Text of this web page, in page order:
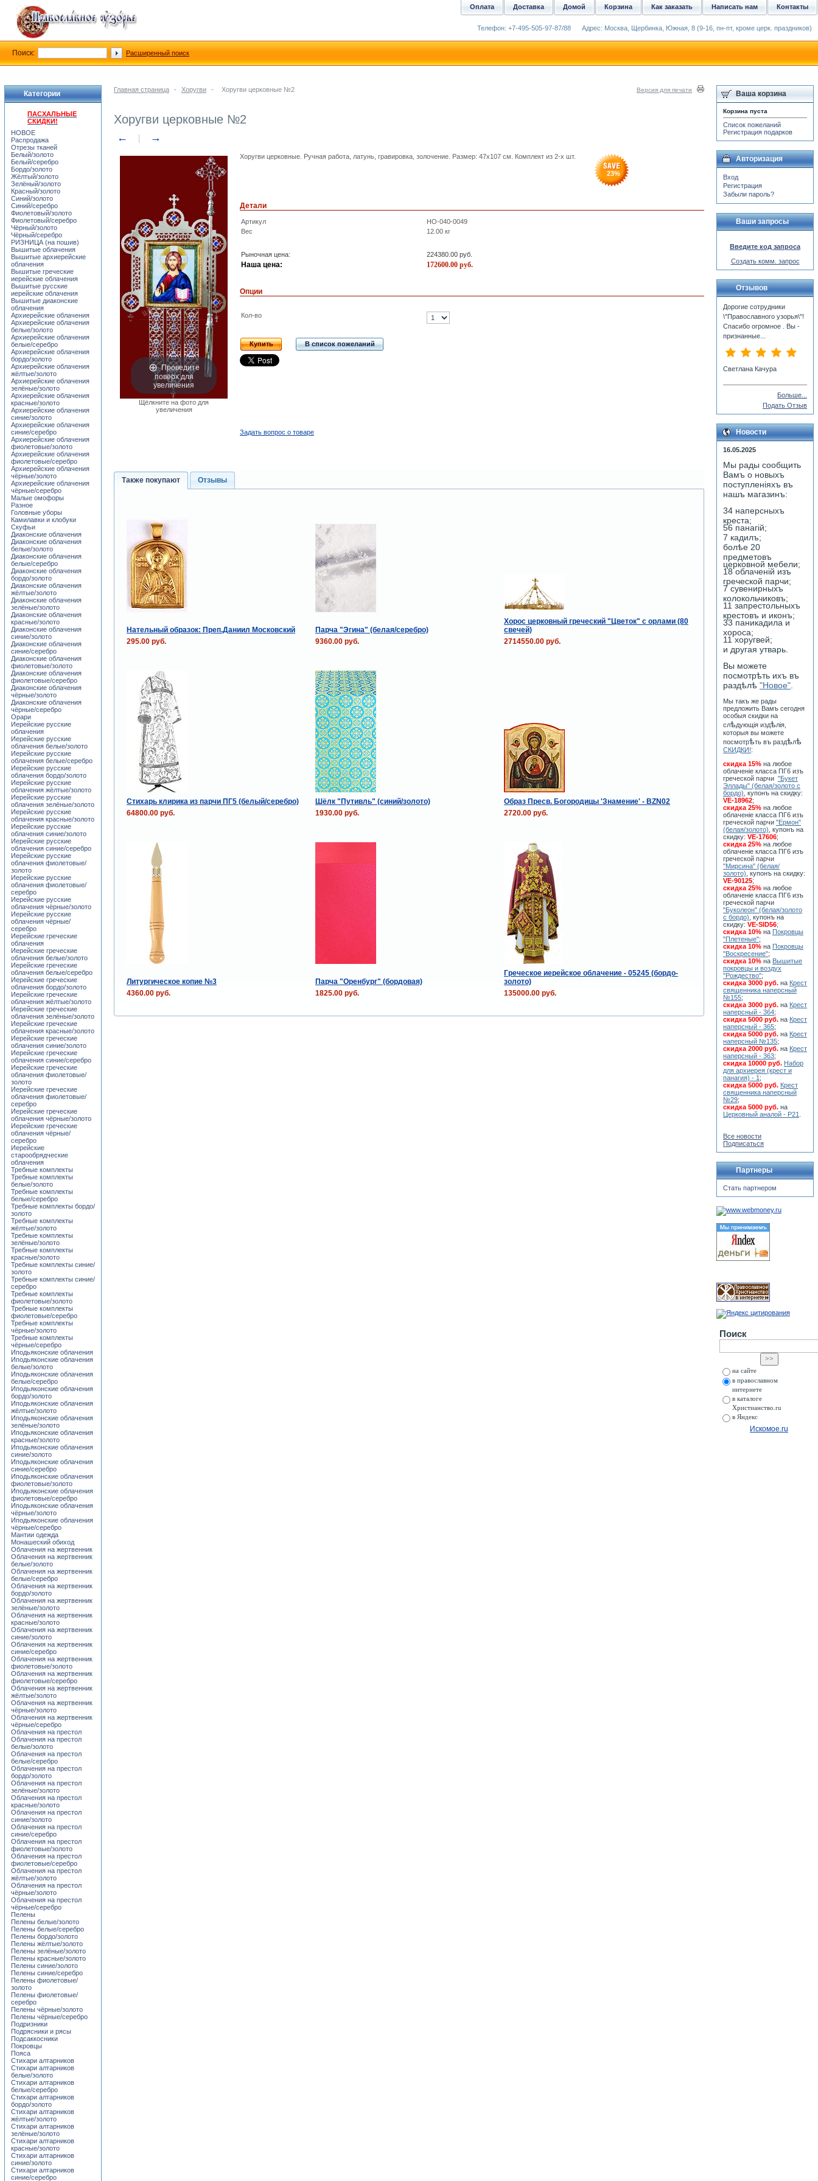
Главная страница - Хоругви - Хоругви церковные №2 Версия для печати
Хоругви церковные №2
← →
Проведите
поверх для
увеличения
Щёлкните на фото для
увеличения
Хоругви церковные. Ручная работа, латунь, гравировка, золочение. Размер: 47x107 см. Комплект из 2-х шт.
23%
Детали
Артикул
HO-040-0049
Вес
12.00 кг
Рыночная цена: 224380.00 руб.
Наша цена: 172600.00 руб.
Опции
Кол-во
Купить В список пожеланий
Задать вопрос о товаре
Также покупают Отзывы
Нательный образок: Преп.Даниил Московский Парча "Эгина" (белая/серебро)
Хорос церковный греческий "Цветок" с орлами (80
свечей)
295.00 руб.
9360.00 руб. 2714550.00 руб.
Стихарь клирика из парчи ПГ5 (белый/серебро) Шёлк "Путивль" (синий/золото)
Образ Пресв. Богородицы 'Знамение' - BZN02
64800.00 руб.
1930.00 руб. 2720.00 руб.
Литургическое копие №3 Парча "Оренбург" (бордовая)
Греческое иерейское облачение - 05245 (бордо-
золото)
4360.00 руб.
1825.00 руб. 135000.00 руб.
Категории
ПАСХАЛЬНЫЕ
СКИДКИ!
НОВОЕ
Распродажа
Отрезы тканей
Белый/золото
Белый/серебро
Бордо/золото
Жёлтый/золото
Зелёный/золото
Красный/золото
Синий/золото
Синий/серебро
Фиолетовый/золото
Фиолетовый/серебро
Чёрный/золото
Чёрный/серебро
РИЗНИЦА (на пошив)
Вышитые облачения
Вышитые архиерейские
облачения
Вышитые греческие
иерейские облачения
Вышитые русские
иерейские облачения
Вышитые диаконские
облачения
Архиерейские облачения
Архиерейские облачения
белые/золото
Архиерейские облачения
белые/серебро
Архиерейские облачения
бордо/золото
Архиерейские облачения
жёлтые/золото
Архиерейские облачения
зелёные/золото
Архиерейские облачения
красные/золото
Архиерейские облачения
синие/золото
Архиерейские облачения
синие/серебро
Архиерейские облачения
фиолетовые/золото
Архиерейские облачения
фиолетовые/серебро
Архиерейские облачения
чёрные/золото
Архиерейские облачения
чёрные/серебро
Малые омофоры
Разное
Головные уборы
Камилавки и клобуки
Скуфьи
Диаконские облачения
Диаконские облачения
белые/золото
Диаконские облачения
белые/серебро
Диаконские облачения
бордо/золото
Диаконские облачения
жёлтые/золото
Диаконские облачения
зелёные/золото
Диаконские облачения
красные/золото
Диаконские облачения
синие/золото
Диаконские облачения
синие/серебро
Диаконские облачения
фиолетовые/золото
Диаконские облачения
фиолетовые/серебро
Диаконские облачения
чёрные/золото
Диаконские облачения
чёрные/серебро
Орари
Иерейские русские
облачения
Иерейские русские
облачения белые/золото
Иерейские русские
облачения белые/серебро
Иерейские русские
облачения бордо/золото
Иерейские русские
облачения жёлтые/золото
Иерейские русские
облачения зелёные/золото
Иерейские русские
облачения красные/золото
Иерейские русские
облачения синие/золото
Иерейские русские
облачения синие/серебро
Иерейские русские
облачения фиолетовые/
золото
Иерейские русские
облачения фиолетовые/
серебро
Иерейские русские
облачения чёрные/золото
Иерейские русские
облачения чёрные/
серебро
Иерейские греческие
облачения
Иерейские греческие
облачения белые/золото
Иерейские греческие
облачения белые/серебро
Иерейские греческие
облачения бордо/золото
Иерейские греческие
облачения жёлтые/золото
Иерейские греческие
облачения зелёные/золото
Иерейские греческие
облачения красные/золото
Иерейские греческие
облачения синие/золото
Иерейские греческие
облачения синие/серебро
Иерейские греческие
облачения фиолетовые/
золото
Иерейские греческие
облачения фиолетовые/
серебро
Иерейские греческие
облачения чёрные/золото
Иерейские греческие
облачения чёрные/
серебро
Иерейские
старообрядческие
облачения
Требные комплекты
Требные комплекты
белые/золото
Требные комплекты
белые/серебро
Требные комплекты бордо/
золото
Требные комплекты
жёлтые/золото
Требные комплекты
зелёные/золото
Требные комплекты
красные/золото
Требные комплекты синие/
золото
Требные комплекты синие/
серебро
Требные комплекты
фиолетовые/золото
Требные комплекты
фиолетовые/серебро
Требные комплекты
чёрные/золото
Требные комплекты
чёрные/серебро
Иподьяконские облачения
Иподьяконские облачения
белые/золото
Иподьяконские облачения
белые/серебро
Иподьяконские облачения
бордо/золото
Иподьяконские облачения
жёлтые/золото
Иподьяконские облачения
зелёные/золото
Иподьяконские облачения
красные/золото
Иподьяконские облачения
синие/золото
Иподьяконские облачения
синие/серебро
Иподьяконские облачения
фиолетовые/золото
Иподьяконские облачения
фиолетовые/серебро
Иподьяконские облачения
чёрные/золото
Иподьяконские облачения
чёрные/серебро
Мантии одежда
Монашеский обиход
Облачения на жертвенник
Облачения на жертвенник
белые/золото
Облачения на жертвенник
белые/серебро
Облачения на жертвенник
бордо/золото
Облачения на жертвенник
зелёные/золото
Облачения на жертвенник
красные/золото
Облачения на жертвенник
синие/золото
Облачения на жертвенник
синие/серебро
Облачения на жертвенник
фиолетовые/золото
Облачения на жертвенник
фиолетовые/серебро
Облачения на жертвенник
жёлтые/золото
Облачения на жертвенник
чёрные/золото
Облачения на жертвенник
чёрные/серебро
Облачения на престол
Облачения на престол
белые/золото
Облачения на престол
белые/серебро
Облачения на престол
бордо/золото
Облачения на престол
зелёные/золото
Облачения на престол
красные/золото
Облачения на престол
синие/золото
Облачения на престол
синие/серебро
Облачения на престол
фиолетовые/золото
Облачения на престол
фиолетовые/серебро
Облачения на престол
жёлтые/золото
Облачения на престол
чёрные/золото
Облачения на престол
чёрные/серебро
Пелены
Пелены белые/золото
Пелены белые/серебро
Пелены бордо/золото
Пелены жёлтые/золото
Пелены зелёные/золото
Пелены красные/золото
Пелены синие/золото
Пелены синие/серебро
Пелены фиолетовые/
золото
Пелены фиолетовые/
серебро
Пелены чёрные/золото
Пелены чёрные/серебро
Подризники
Подрясники и рясы
Подсаккосники
Покровцы
Пояса
Стихари алтарников
Стихари алтарников
белые/золото
Стихари алтарников
белые/серебро
Стихари алтарников
бордо/золото
Стихари алтарников
жёлтые/золото
Стихари алтарников
зелёные/золото
Стихари алтарников
красные/золото
Стихари алтарников
синие/золото
Стихари алтарников
синие/серебро
Ваша корзина
Корзина пуста
Список пожеланий
Регистрация подарков
Авторизация
Вход
Регистрация
Забыли пароль?
Ваши запросы
Введите код запроса
Создать комм. запрос
Отзывов
Дорогие сотрудники
\"Православного узорья\"!
Спасибо огромное . Вы -
признанные...
Светлана Качура
Больше...
Подать Отзыв
Новости
16.05.2025
Мы рады сообщить
Вамъ о новыхъ
поступленiяхъ въ
нашъ магазинъ:
34 наперсныхъ
креста;
56 панагiй;
7 кадилъ;
болѣе 20
предметовъ
церковной мебели;
18 облаченiй изъ
греческой парчи;
7 сувенирныхъ
колокольчиковъ;
11 запрестольныхъ
крестовъ и иконъ;
33 паникадила и
хороса;
11 хоругвей;
и другая утварь.
Вы можете
посмотрѣть ихъ въ
раздѣлѣ "Новое"
Мы такъ же рады
предложить Вамъ сегодня
особыя скидки на
слѣдующiя издѣлiя,
которыя вы можете
посмотрѣть въ раздѣлѣ
СКИДКИ!:
скидка 15% на любое
облаченiе класса ПГ6 изъ
греческой парчи "Букет
Эллады" (белая/золото с
бордо) , купонъ на скидку:
VE-18962;
скидка 25% на любое
облаченiе класса ПГ6 изъ
греческой парчи "Ермон"
(белая/золото) , купонъ на
скидку: VE-17606;
скидка 25% на любое
облаченiе класса ПГ6 изъ
греческой парчи
"Мирсина" (белая/
золото) , купонъ на скидку:
VE-90125;
скидка 25% на любое
облаченiе класса ПГ6 изъ
греческой парчи
"Буколеон" (белая/золото
с бордо) , купонъ на
скидку: VE-SID56;
скидка 10% на Покровцы
"Плетеные";
скидка 10% на Покровцы
"Воскресение";
скидка 10% на Вышитые
покровцы и воздух
"Рождество";
скидка 3000 руб. на Крест
священника наперсный
№155;
скидка 3000 руб. на Крест
наперсный - 364;
скидка 5000 руб. на Крест
наперсный - 365;
скидка 5000 руб. на Крест
наперсный №135;
скидка 2000 руб. на Крест
наперсный - 363;
скидка 10000 руб. Набор
для архиерея (крест и
панагия) - 1 ;
скидка 5000 руб. Крест
священника наперсный
№29;
скидка 5000 руб. на
Церковный аналой - Р21
Все новости
Подписаться
Партнеры
Стать партнером
Поиск
на сайте
в православном
интернете
в каталоге
Христианство.ru
в Яндекс
Искомое.ru
Контакты
Написать нам
Как заказать
Корзина
Домой
Доставка
Оплата
Телефон: +7-495-505-97-87/88 Адрес: Москва, Щербинка, Южная, 8 (9-16, пн-пт, кроме церк. праздников)
Поиск: Расширенный поиск